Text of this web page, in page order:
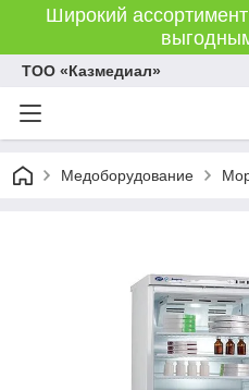
Широкий
ТОО «Казмедиал»
Медоборудование